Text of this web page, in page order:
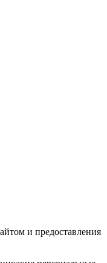
и предоставления